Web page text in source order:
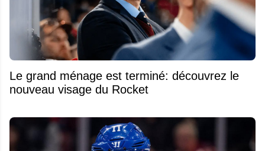
Le grand ménage est terminé: découvrez le
nouveau visage du Rocket